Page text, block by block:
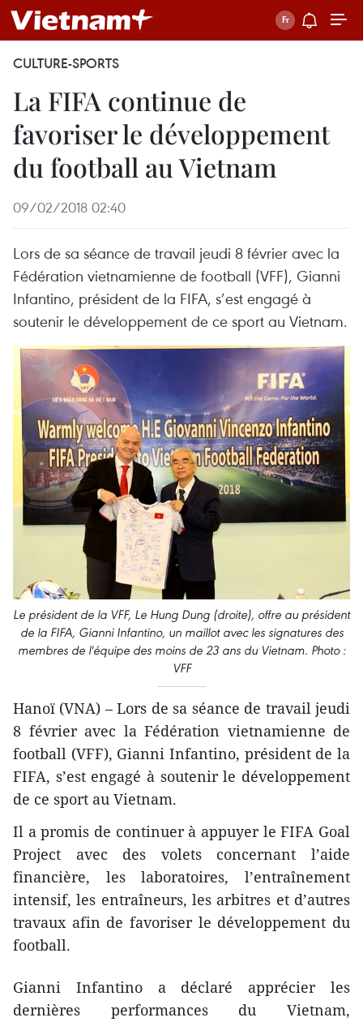
CULTURE-SPORTS
La FIFA continue de
favoriser le développement
du football au Vietnam
09/02/2018 02:40
Lors de sa séance de travail jeudi 8 février avec la
Fédération vietnamienne de football (VFF), Gianni
Infantino, président de la FIFA, s’est engagé à
soutenir le développement de ce sport au Vietnam.
Le président de la VFF, Le Hung Dung (droite), offre au président
de la FIFA, Gianni Infantino, un maillot avec les signatures des
membres de l'équipe des moins de 23 ans du Vietnam. Photo :
VFF
Hanoï (VNA) – Lors de sa séance de travail jeudi
8 février avec la Fédération vietnamienne de
football (VFF), Gianni Infantino, président de la
FIFA, s’est engagé à soutenir le développement
de ce sport au Vietnam.
Il a promis de continuer à appuyer le FIFA Goal
Project avec des volets concernant l’aide
financière, les laboratoires, l’entraînement
intensif, les entraîneurs, les arbitres et d’autres
travaux afin de favoriser le développement du
football.
Gianni Infantino a déclaré apprécier les
dernières performances du Vietnam,